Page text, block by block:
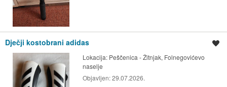
Dječji kostobrani adidas
Lokacija: Peščenica - Žitnjak, Folnegovićevo
naselje
Objavljen:29.07.2026.